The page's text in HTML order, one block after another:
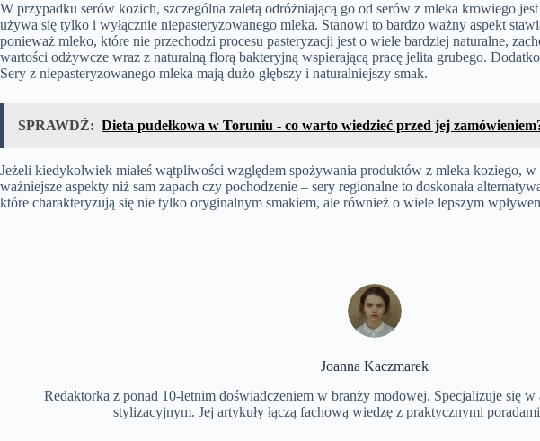
W przypadku serów kozich, szczególna zaletą odróżniającą go od serów z mleka krowiego
używa się tylko i wyłącznie niepasteryzowanego mleka. Stanowi to bardzo ważny aspekt
ponieważ mleko, które nie przechodzi procesu pasteryzacji jest o wiele bardziej naturalne,
wartości odżywcze wraz z naturalną florą bakteryjną wspierającą pracę jelita grubego.
Sery z niepasteryzowanego mleka mają dużo głębszy i naturalniejszy smak.
SPRAWDŹ: Dieta pudełkowa w Toruniu - co warto wiedzieć przed jej
Jeżeli kiedykolwiek miałeś wątpliwości względem spożywania produktów z mleka koziego,
ważniejsze aspekty niż sam zapach czy pochodzenie – sery regionalne to doskonała
które charakteryzują się nie tylko oryginalnym smakiem, ale również o wiele lepszym
Joanna Kaczmarek
Redaktorka z ponad 10-letnim doświadczeniem w branży modowej. Specjalizuje się
stylizacyjnym. Jej artykuły łączą fachową wiedzę z praktycznymi